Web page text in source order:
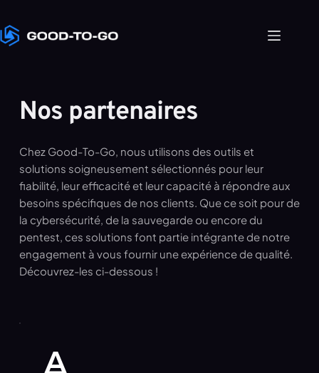
contenu
Nos partenaires
Chez Good-To-Go, nous utilisons des outils et
solutions soigneusement sélectionnés pour leur
fiabilité, leur efficacité et leur capacité à répondre aux
besoins spécifiques de nos clients. Que ce soit pour de
la cybersécurité, de la sauvegarde ou encore du
pentest, ces solutions font partie intégrante de notre
engagement à vous fournir une expérience de qualité.
Découvrez-les ci-dessous !